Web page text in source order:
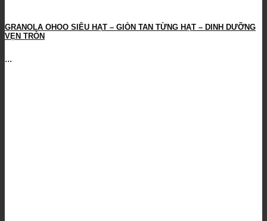
GRANOLA OHOO SIÊU HẠT – GIÒN TAN TỪNG HẠT – DINH DƯỠNG
VẸN TRÒN
...